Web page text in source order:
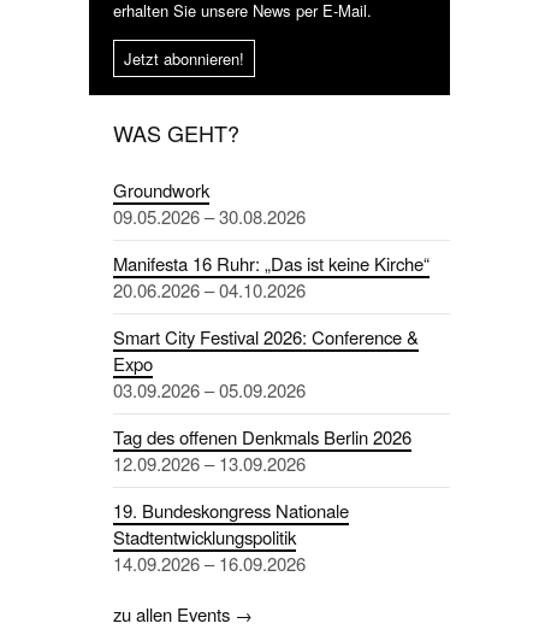
erhalten Sie unsere News per E-Mail.
Jetzt abonnieren!
WAS GEHT?
Groundwork
09.05.2026 – 30.08.2026
Manifesta 16 Ruhr: „Das ist keine Kirche“
20.06.2026 – 04.10.2026
Smart City Festival 2026: Conference &
Expo
03.09.2026 – 05.09.2026
Tag des offenen Denkmals Berlin 2026
12.09.2026 – 13.09.2026
19. Bundeskongress Nationale
Stadtentwicklungspolitik
14.09.2026 – 16.09.2026
zu allen Events →